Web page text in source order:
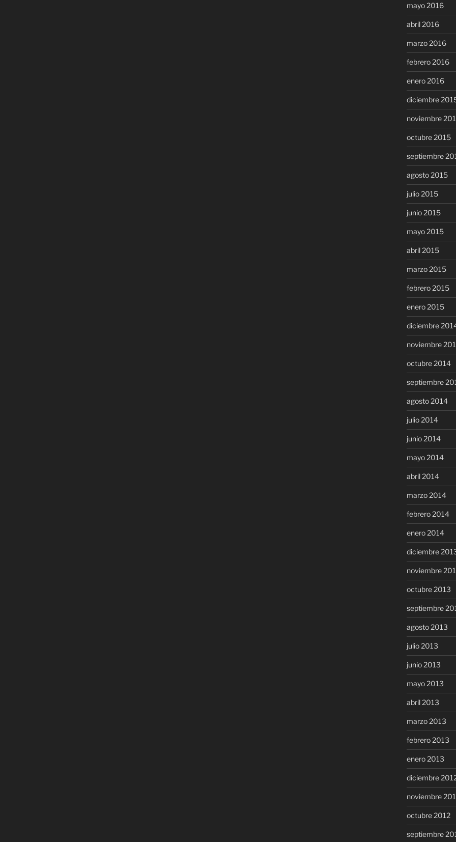
mayo 2016
abril 2016
marzo 2016
febrero 2016
enero 2016
diciembre
noviembre
octubre 2015
septiembre
agosto 2015
julio 2015
junio 2015
mayo 2015
abril 2015
marzo 2015
febrero 2015
enero 2015
diciembre
noviembre
octubre 2014
septiembre
agosto 2014
julio 2014
junio 2014
mayo 2014
abril 2014
marzo 2014
febrero 2014
enero 2014
diciembre
noviembre
octubre 2013
septiembre
agosto 2013
julio 2013
junio 2013
mayo 2013
abril 2013
marzo 2013
febrero 2013
enero 2013
diciembre
noviembre
octubre 2012
septiembre